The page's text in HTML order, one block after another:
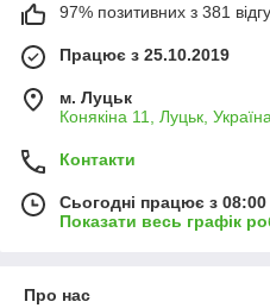
97% позитивних з 381
Працює з 25.10.2019
м. Луцьк
Конякіна 11, Луцьк, Україна
Контакти
Сьогодні працює з
Показати весь графік
Про нас